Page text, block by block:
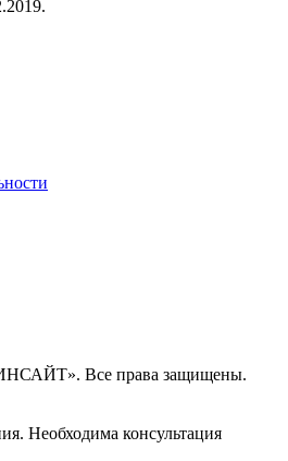
Все права защищены.
Необходима консультация